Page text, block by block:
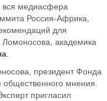
вся медиасфера
Россия-Африка
для
академика
президент Фонда
мнения
пригласил